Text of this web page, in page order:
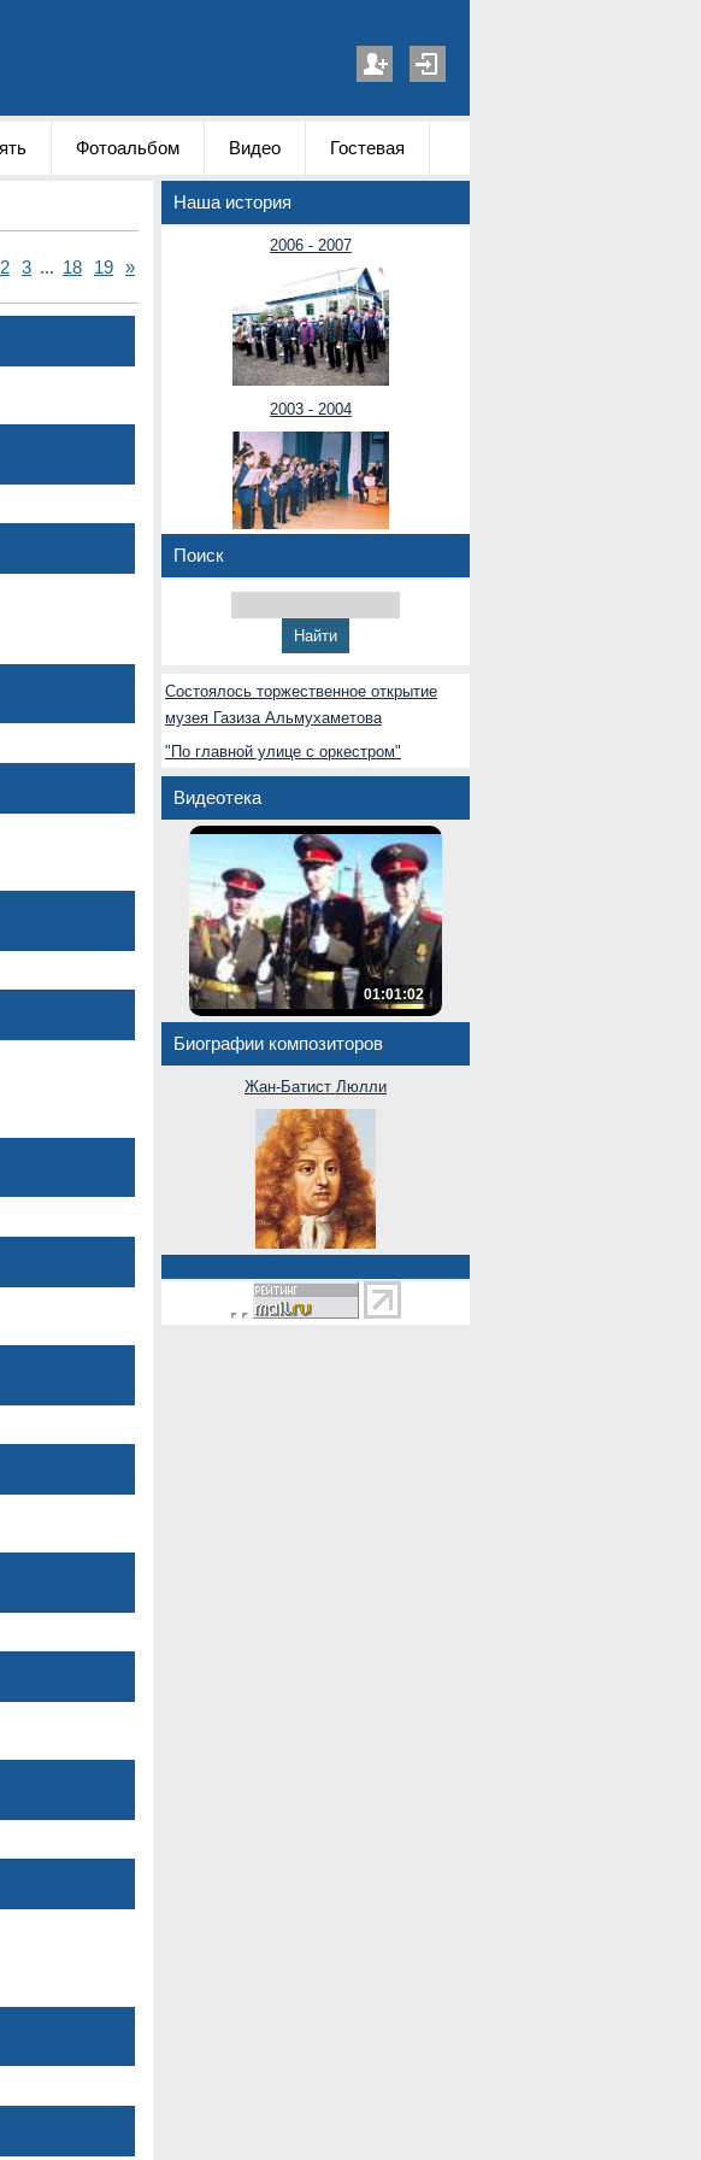
Фотоальбом Видео Гостевая
2 3 ... 18 19 »
Наша история
2006 - 2007
2003 - 2004
Поиск
Состоялось торжественное открытие
музея Газиза Альмухаметова
"По главной улице с оркестром"
Видеотека
01:01:02
Биографии композиторов
Жан-Батист Люлли